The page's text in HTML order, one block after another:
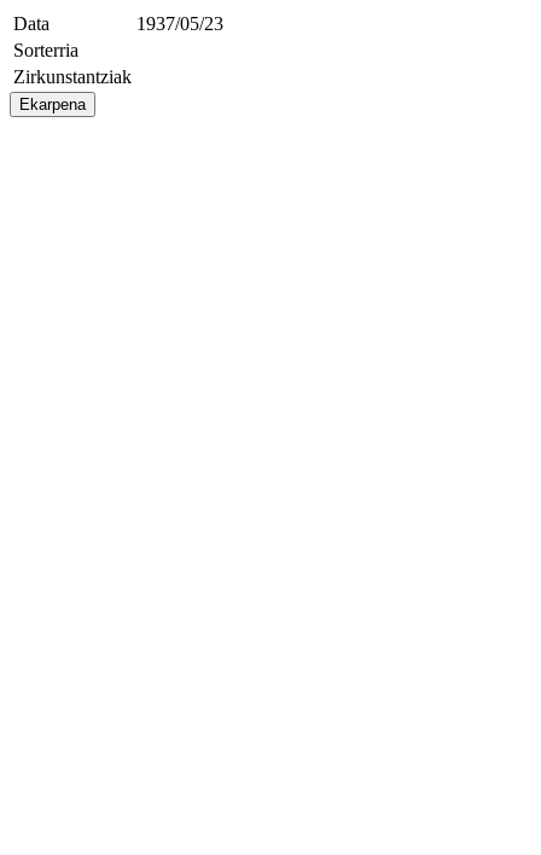
Data
1937/05/23
Sorterria
Zirkunstantziak